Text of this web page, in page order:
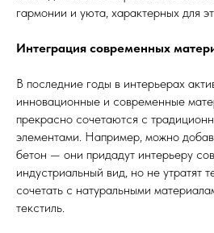
гармонии и уюта, характерных для
Интеграция современных
В последние годы в интерьерах
инновационные и современные
прекрасно сочетаются с
элементами. Например, можно
бетон — они придадут интерьеру
индустриальный вид, но не утратят
сочетать с натуральными
текстиль.